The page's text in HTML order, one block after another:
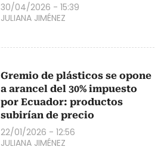
30/04/2026 - 15:39
JULIANA JIMÉNEZ
Gremio de plásticos se opone
a arancel del 30% impuesto
por Ecuador: productos
subirían de precio
22/01/2026 - 12:56
JULIANA JIMÉNEZ